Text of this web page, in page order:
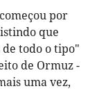
por
que
todo o tipo"
de Ormuz -
uma vez,